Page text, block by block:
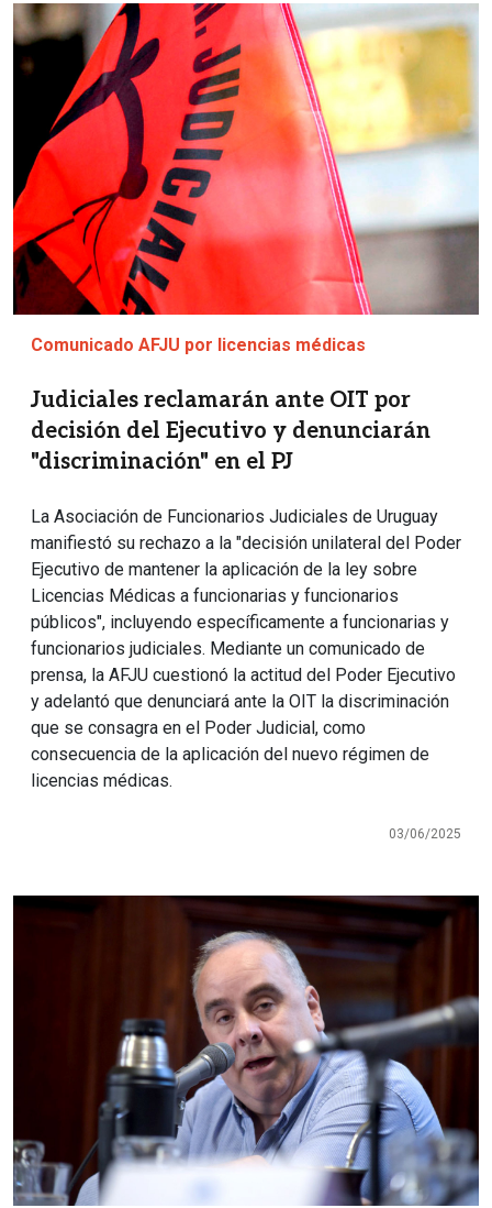
Imagen
Comunicado AFJU por licencias médicas
Judiciales reclamarán ante OIT por
decisión del Ejecutivo y denunciarán
"discriminación" en el PJ
La Asociación de Funcionarios Judiciales de Uruguay
manifiestó su rechazo a la "decisión unilateral del Poder
Ejecutivo de mantener la aplicación de la ley sobre
Licencias Médicas a funcionarias y funcionarios
públicos", incluyendo específicamente a funcionarias y
funcionarios judiciales. Mediante un comunicado de
prensa, la AFJU cuestionó la actitud del Poder Ejecutivo
y adelantó que denunciará ante la OIT la discriminación
que se consagra en el Poder Judicial, como
consecuencia de la aplicación del nuevo régimen de
licencias médicas.
03/06/2025
Imagen